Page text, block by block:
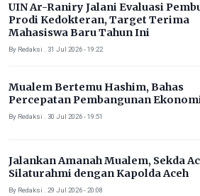
UIN Ar-Raniry Jalani Evaluasi
Prodi Kedokteran, Target Terima
Mahasiswa Baru Tahun Ini
By Redaksi . 31 Jul 2026 - 19:22
Mualem Bertemu Hashim, Bahas
Percepatan Pembangunan
By Redaksi . 30 Jul 2026 - 19:51
Jalankan Amanah Mualem, Sekda
Silaturahmi dengan Kapolda Aceh
By Redaksi . 29 Jul 2026 - 20:08